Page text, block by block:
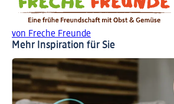
von Freche Freunde
Mehr Inspiration für Sie